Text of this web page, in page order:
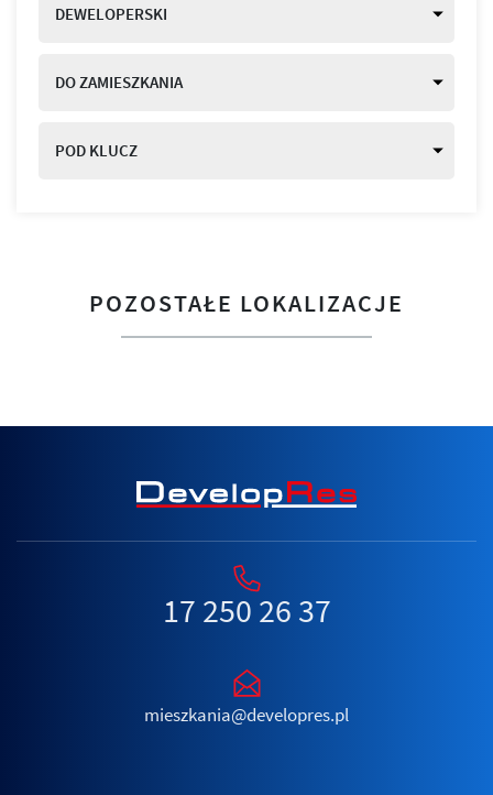
DEWELOPERSKI
DO ZAMIESZKANIA
POD KLUCZ
POZOSTAŁE LOKALIZACJE
17 250 26 37
mieszkania@developres.pl